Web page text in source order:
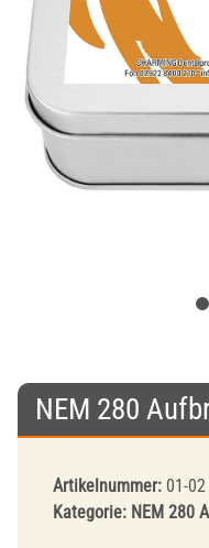
NEM 280
Artikelnummer: 01-02
Kategorie: NEM 280